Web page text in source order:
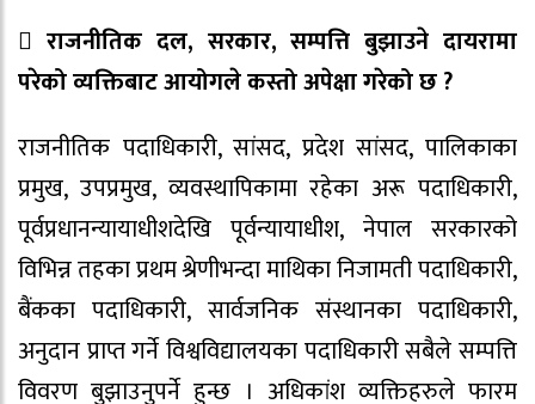
 राजनीतिक दल, सरकार, सम्पत्ति बुझाउने दायरामा
परेको व्यक्तिबाट आयोगले कस्तो अपेक्षा गरेको छ ?
राजनीतिक पदाधिकारी, सांसद, प्रदेश सांसद, पालिकाका
प्रमुख, उपप्रमुख, व्यवस्थापिकामा रहेका अरू पदाधिकारी,
पूर्वप्रधानन्यायाधीशदेखि पूर्वन्यायाधीश, नेपाल सरकारको
विभिन्न तहका प्रथम श्रेणीभन्दा माथिका निजामती पदाधिकारी,
बैंकका पदाधिकारी, सार्वजनिक संस्थानका पदाधिकारी,
अनुदान प्राप्त गर्ने विश्वविद्यालयका पदाधिकारी सबैले सम्पत्ति
विवरण बुझाउनुपर्ने हुन्छ । अधिकांश व्यक्तिहरुले फारम